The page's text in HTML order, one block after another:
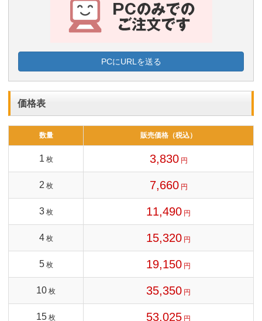
PCにURLを送る
価格表
数量 販売価格（税込）
1 枚 3,830 円
2 枚 7,660 円
3 枚 11,490 円
4 枚 15,320 円
5 枚 19,150 円
10 枚 35,350 円
15 枚 53,025 円